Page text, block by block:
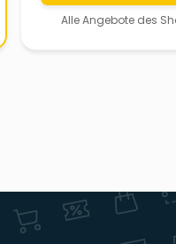
Alle Angebote des